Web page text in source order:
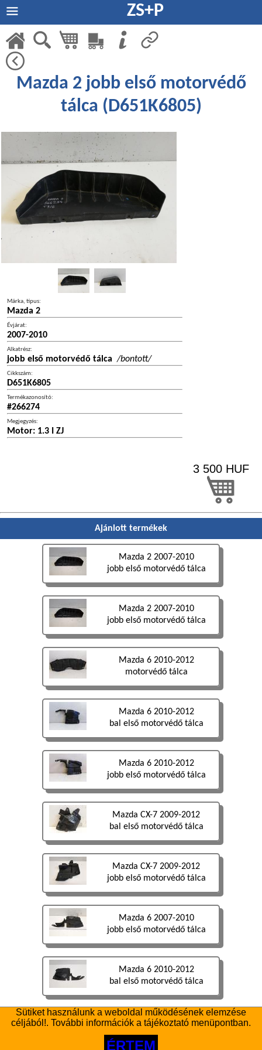
ZS+P
Sütiket használunk a weboldal működésének elemzése
céljából!. További információk a tájékoztató menüpontban.
ÉRTEM
Mazda 2 jobb első motorvédő
tálca (D651K6805)
Márka, típus:
Mazda 2
Évjárat:
2007-2010
Alkatrész:
jobb első motorvédő tálca/bontott/
Cikkszám:
D651K6805
Termékazonosító:
#266274
Megjegyzés:
Motor: 1.3 I ZJ
3 500 HUF
Ajánlott termékek
Mazda 2 2007-2010
jobb első motorvédő tálca
Mazda 2 2007-2010
jobb első motorvédő tálca
Mazda 6 2010-2012
motorvédő tálca
Mazda 6 2010-2012
bal első motorvédő tálca
Mazda 6 2010-2012
jobb első motorvédő tálca
Mazda CX-7 2009-2012
bal első motorvédő tálca
Mazda CX-7 2009-2012
jobb első motorvédő tálca
Mazda 6 2007-2010
jobb első motorvédő tálca
Mazda 6 2010-2012
bal első motorvédő tálca
Mazda 3 2013-2017
motorvédő tálca